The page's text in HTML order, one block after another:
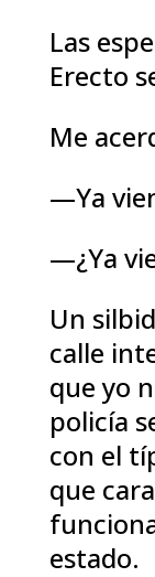
Las
Erecto
Me
—Ya
—¿Ya
Un
calle
que yo
policía
con el
que
estado.